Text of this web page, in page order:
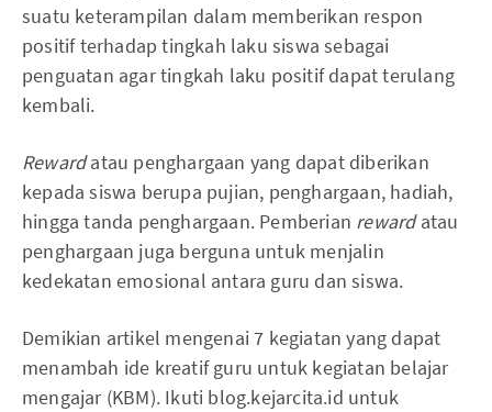
suatu keterampilan dalam memberikan respon
positif terhadap tingkah laku siswa sebagai
penguatan agar tingkah laku positif dapat terulang
kembali.
Rewardatau penghargaan yang dapat diberikan
kepada siswa berupa pujian, penghargaan, hadiah,
hingga tanda penghargaan. Pemberian rewardatau
penghargaan juga berguna untuk menjalin
kedekatan emosional antara guru dan siswa.
Demikian artikel mengenai 7 kegiatan yang dapat
menambah ide kreatif guru untuk kegiatan belajar
mengajar (KBM). Ikuti blog.kejarcita.id untuk